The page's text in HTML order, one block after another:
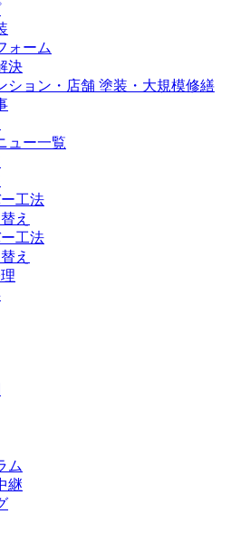
ォーム
決
ション・店舗 塗装・大規模修繕
ュー一覧
工法
え
工法
え
ム
継